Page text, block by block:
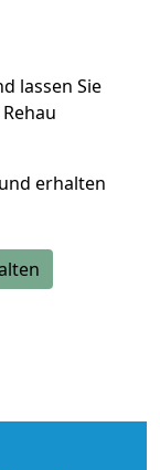
lassen Sie
und erhalten